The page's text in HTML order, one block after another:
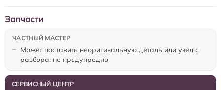
Может поставить неоригинальную деталь или узел с
разбора, не предупредив
Запчасти